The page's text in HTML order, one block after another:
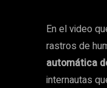
En el video
rastros de
automática
internautas